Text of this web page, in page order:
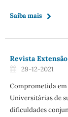
Saiba mais
Revista Extensão
29-12-2021
Comprometida em
Universitárias de
dificuldades